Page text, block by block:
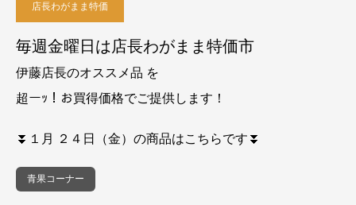
店長わがまま特価
毎週金曜日は店長わがまま特価市
伊藤店長のオススメ品 を
超ーｯ！お買得価格でご提供します！
⏬１ 月 ２４ 日（金）の商品はこちらです⏬
青果コーナー